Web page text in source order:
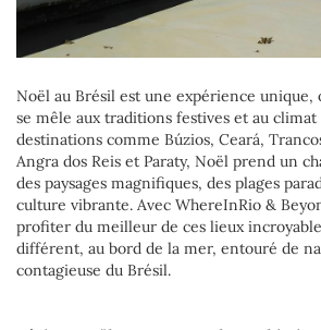
Noël au Brésil est une expérience unique,
se mêle aux traditions festives et au climat
destinations comme Búzios, Ceará,
Angra dos Reis et Paraty, Noël prend un
des paysages magnifiques, des plages
culture vibrante. Avec WhereInRio &
profiter du meilleur de ces lieux
différent, au bord de la mer, entouré de
contagieuse du Brésil.